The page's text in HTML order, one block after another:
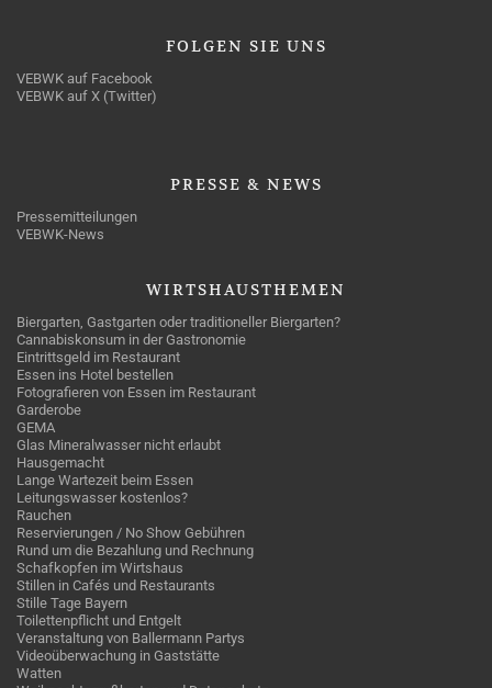
FOLGEN SIE UNS
VEBWK auf Facebook
VEBWK auf X (Twitter)
PRESSE & NEWS
Pressemitteilungen
VEBWK-News
WIRTSHAUSTHEMEN
Biergarten, Gastgarten oder traditioneller Biergarten?
Cannabiskonsum in der Gastronomie
Eintrittsgeld im Restaurant
Essen ins Hotel bestellen
Fotografieren von Essen im Restaurant
Garderobe
GEMA
Glas Mineralwasser nicht erlaubt
Hausgemacht
Lange Wartezeit beim Essen
Leitungswasser kostenlos?
Rauchen
Reservierungen / No Show Gebühren
Rund um die Bezahlung und Rechnung
Schafkopfen im Wirtshaus
Stillen in Cafés und Restaurants
Stille Tage Bayern
Toilettenpflicht und Entgelt
Veranstaltung von Ballermann Partys
Videoüberwachung in Gaststätte
Watten